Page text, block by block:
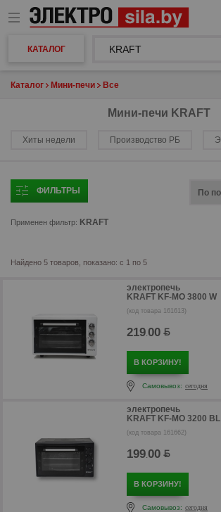
КАТАЛОГ
Каталог Мини-печи Все
Мини-печи KRAFT
Хиты недели Производство РБ
ФИЛЬТРЫ
Применен фильтр: KRAFT
Найдено 5 товаров, показано: с 1 по 5
электропечь
KRAFT KF-MO 3800 W
(код товара 161613)
219.00
В КОРЗИНУ!
Самовывоз: сегодня
электропечь
KRAFT KF-MO 3200 BL
(код товара 161662)
199.00
В КОРЗИНУ!
Самовывоз: сегодня